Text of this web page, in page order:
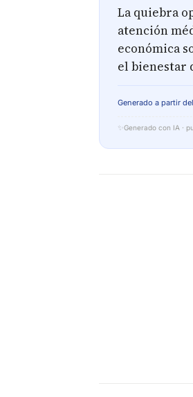
La quiebra
atención
económica
el bienestar
Generado a partir
✨ Generado con IA ·